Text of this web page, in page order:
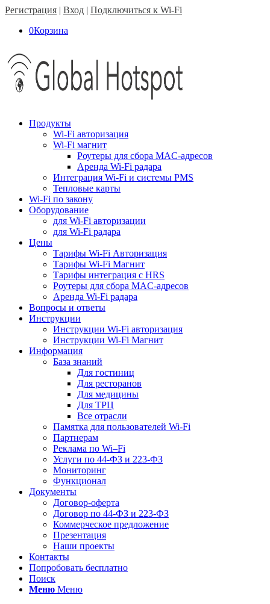
Регистрация | Вход | Подключиться к Wi-Fi
0Корзина
Продукты
Wi-Fi авторизация
Wi-Fi магнит
Роутеры для сбора MAC-адресов
Аренда Wi-Fi радара
Интеграция Wi-Fi и системы PMS
Тепловые карты
Wi-Fi по закону
Оборудование
для Wi-Fi авторизации
для Wi-Fi радара
Цены
Тарифы Wi-Fi Авторизация
Тарифы Wi-Fi Магнит
Тарифы интеграция с HRS
Роутеры для сбора MAC-адресов
Аренда Wi-Fi радара
Вопросы и ответы
Инструкции
Инструкции Wi-Fi авторизация
Инструкции Wi-Fi Магнит
Информация
База знаний
Для гостиниц
Для ресторанов
Для медицины
Для ТРЦ
Все отрасли
Памятка для пользователей Wi-Fi
Партнерам
Реклама по Wi–Fi
Услуги по 44-ФЗ и 223-ФЗ
Мониторинг
Функционал
Документы
Договор-оферта
Договор по 44-ФЗ и 223-ФЗ
Коммерческое предложение
Презентация
Наши проекты
Контакты
Попробовать бесплатно
Поиск
Меню Меню